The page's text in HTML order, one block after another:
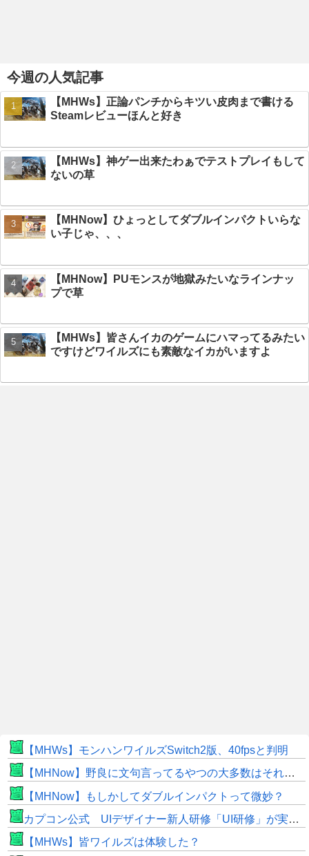
今週の人気記事
【MHWs】正論パンチからキツい皮肉まで書ける
Steamレビューほんと好き
【MHWs】神ゲー出来たわぁでテストプレイもして
ないの草
【MHNow】ひょっとしてダブルインパクトいらな
い子じゃ、、、
【MHNow】PUモンスが地獄みたいなラインナッ
プで草
【MHWs】皆さんイカのゲームにハマってるみたい
ですけどワイルズにも素敵なイカがいますよ
【MHWs】モンハンワイルズSwitch2版、40fpsと判明
【MHNow】野良に文句言ってるやつの大多数はそれしてないだけの雑魚だから聞く耳持つだけムダよ
【MHNow】もしかしてダブルインパクトって微妙？
カプコン公式 UIデザイナー新人研修「UI研修」が実装まで進みました！
【MHWs】皆ワイルズは体験した？